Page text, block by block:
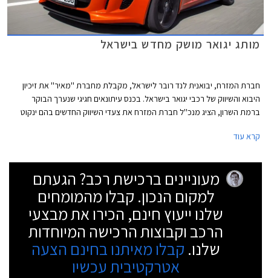
מותג יגואר מושק מחדש בישראל
חברת המזרח, יבואנית לנד רובר לישראל, מקבלת מחברת ''מאיר'' את זיכיון
היבוא והשיווק של רכבי יגואר בישראל. בכנס עיתונאים חגיגי שנערך הבוקר
ברמת השרון, הציג מנכ''ל חברת המזרח את צעדי השיווק החדשים בהם ינקוט
יכלול חניכת אולמות תצוגה חדשים, שדרוג מועדון יגואר ישראל, מעורבות
ישתנה משמעותית בשל העברת הזיכיון.
קרא עוד
מעוניינים ברכישת רכב? הגעתם
למקום הנכון. קבלו מהמומחים
שלנו ייעוץ חינם, הכירו את מבצעי
הרכב וקבוצות הרכישה המיוחדות
שלנו. קבלו מאיתנו בחינם הצעה
אטרקטיבית עכשיו